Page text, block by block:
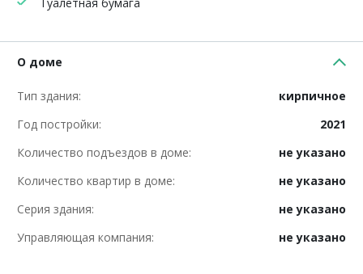
О доме
Тип здания:
кирпичное
Год постройки:
2021
Количество подъездов в доме:
не указано
Количество квартир в доме:
не указано
Серия здания:
не указано
Управляющая компания:
не указано